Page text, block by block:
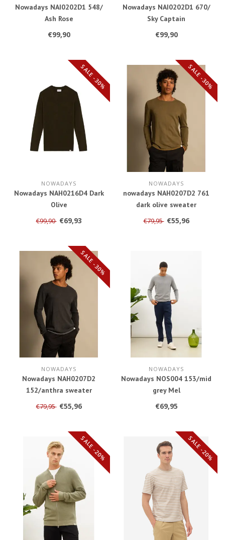
Nowadays NAI0202D1 548/
Ash Rose
€99,90
Nowadays NAI0202D1 670/
Sky Captain
€99,90
SALE -30%
NOWADAYS
Nowadays NAH0216D4 Dark
Olive
€99,90 €69,93
SALE -30%
NOWADAYS
nowadays NAH0207D2 761
dark olive sweater
€79,95 €55,96
SALE -30%
NOWADAYS
Nowadays NAH0207D2
152/anthra sweater
€79,95 €55,96
NOWADAYS
Nowadays NOS004 153/mid
grey Mel
€69,95
SALE -20% SALE -20%